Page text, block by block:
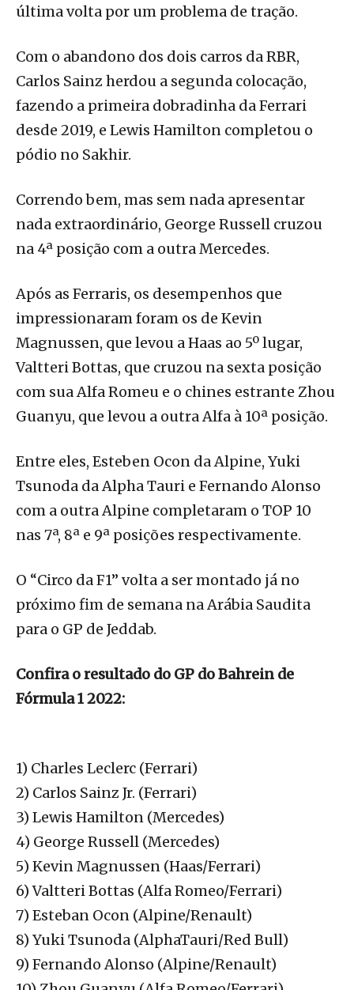
última volta por um problema de tração.
Com o abandono dos dois carros da RBR,
Carlos Sainz herdou a segunda colocação,
fazendo a primeira dobradinha da Ferrari
desde 2019, e Lewis Hamilton completou o
pódio no Sakhir.
Correndo bem, mas sem nada apresentar
nada extraordinário, George Russell cruzou
na 4ª posição com a outra Mercedes.
Após as Ferraris, os desempenhos que
impressionaram foram os de Kevin
Magnussen, que levou a Haas ao 5º lugar,
Valtteri Bottas, que cruzou na sexta posição
com sua Alfa Romeu e o chines estrante Zhou
Guanyu, que levou a outra Alfa à 10ª posição.
Entre eles, Esteben Ocon da Alpine, Yuki
Tsunoda da Alpha Tauri e Fernando Alonso
com a outra Alpine completaram o TOP 10
nas 7ª, 8ª e 9ª posições respectivamente.
O “Circo da F1” volta a ser montado já no
próximo fim de semana na Arábia Saudita
para o GP de Jeddab.
Confira o resultado do GP do Bahrein de
Fórmula 1 2022:
1) Charles Leclerc (Ferrari)
2) Carlos Sainz Jr. (Ferrari)
3) Lewis Hamilton (Mercedes)
4) George Russell (Mercedes)
5) Kevin Magnussen (Haas/Ferrari)
6) Valtteri Bottas (Alfa Romeo/Ferrari)
7) Esteban Ocon (Alpine/Renault)
8) Yuki Tsunoda (AlphaTauri/Red Bull)
9) Fernando Alonso (Alpine/Renault)